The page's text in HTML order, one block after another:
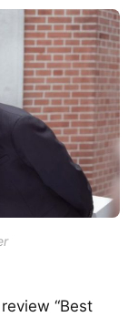
“Best